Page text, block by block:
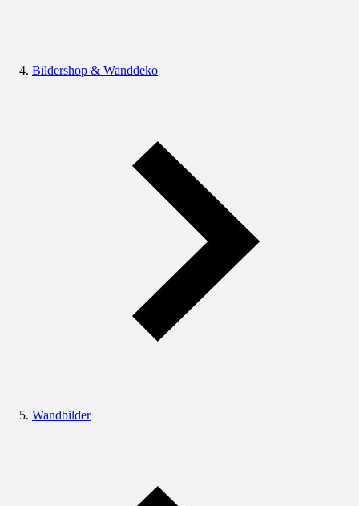
Bildershop & Wanddeko
Wandbilder